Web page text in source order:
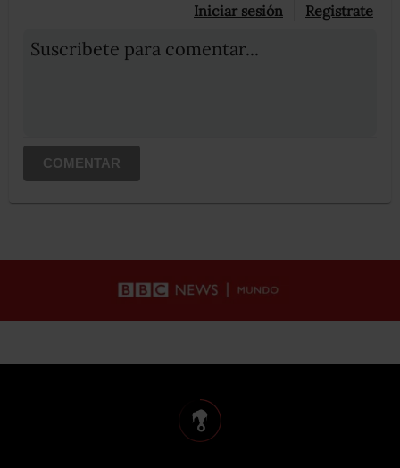
Iniciar sesión Registrate
Suscribete para comentar...
COMENTAR